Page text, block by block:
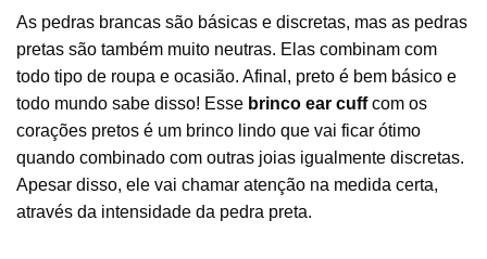
As pedras brancas são básicas e discretas, mas as pedras
pretas são também muito neutras. Elas combinam com
todo tipo de roupa e ocasião. Afinal, preto é bem básico e
todo mundo sabe disso! Esse brinco ear cuffcom os
corações pretos é um brinco lindo que vai ficar ótimo
quando combinado com outras joias igualmente discretas.
Apesar disso, ele vai chamar atenção na medida certa,
através da intensidade da pedra preta.